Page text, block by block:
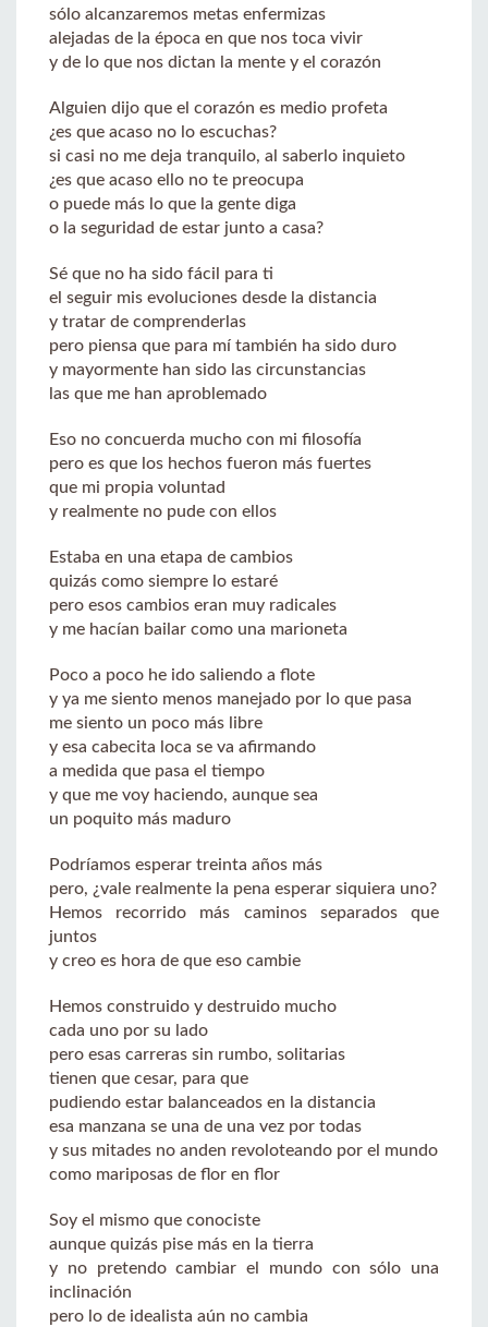
sólo alcanzaremos metas enfermizas
alejadas de la época en que nos toca vivir
y de lo que nos dictan la mente y el corazón
Alguien dijo que el corazón es medio profeta
¿es que acaso no lo escuchas?
si casi no me deja tranquilo, al saberlo inquieto
¿es que acaso ello no te preocupa
o puede más lo que la gente diga
o la seguridad de estar junto a casa?
Sé que no ha sido fácil para ti
el seguir mis evoluciones desde la distancia
y tratar de comprenderlas
pero piensa que para mí también ha sido duro
y mayormente han sido las circunstancias
las que me han aproblemado
Eso no concuerda mucho con mi filosofía
pero es que los hechos fueron más fuertes
que mi propia voluntad
y realmente no pude con ellos
Estaba en una etapa de cambios
quizás como siempre lo estaré
pero esos cambios eran muy radicales
y me hacían bailar como una marioneta
Poco a poco he ido saliendo a flote
y ya me siento menos manejado por lo que pasa
me siento un poco más libre
y esa cabecita loca se va afirmando
a medida que pasa el tiempo
y que me voy haciendo, aunque sea
un poquito más maduro
Podríamos esperar treinta años más
pero, ¿vale realmente la pena esperar siquiera uno?
Hemos recorrido más caminos separados que
juntos
y creo es hora de que eso cambie
Hemos construido y destruido mucho
cada uno por su lado
pero esas carreras sin rumbo, solitarias
tienen que cesar, para que
pudiendo estar balanceados en la distancia
esa manzana se una de una vez por todas
y sus mitades no anden revoloteando por el mundo
como mariposas de flor en flor
Soy el mismo que conociste
aunque quizás pise más en la tierra
y no pretendo cambiar el mundo con sólo una
inclinación
pero lo de idealista aún no cambia